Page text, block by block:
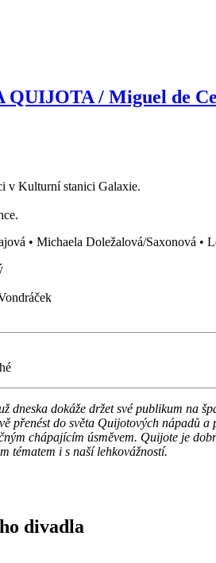
QUIJOTA / Miguel de
v Kulturní stanici Galaxie.
• Michaela Doležalová/Saxonová •
dneska dokáže držet své publikum na
přenést do světa Quijotových nápadů
chápajícím úsměvem. Quijote je
tématem i s naší lehkovážností.
divadla